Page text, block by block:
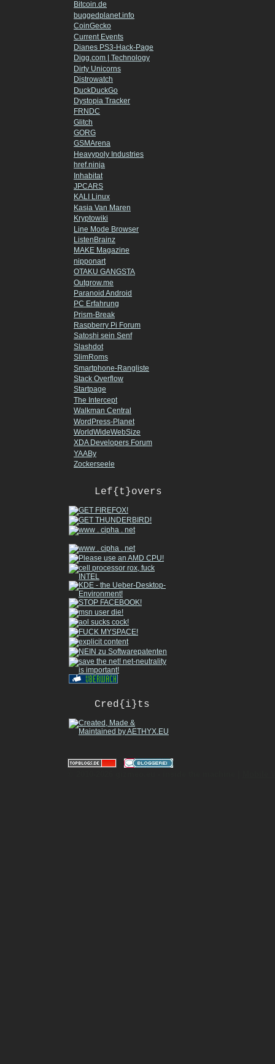
Bitcoin.de
buggedplanet.info
CoinGecko
Current Events
Dianes PS3-Hack-Page
Digg.com | Technology
Dirty Unicorns
Distrowatch
DuckDuckGo
Dystopia Tracker
FRNDC
Glitch
GORG
GSMArena
Heavypoly Industries
href.ninja
Inhabitat
JPCARS
KALI Linux
Kasia Van Maren
Kryptowiki
Line Mode Browser
ListenBrainz
MAKE Magazine
nipponart
OTAKU GANGSTA
Outgrow.me
Paranoid Android
PC Erfahrung
Prism-Break
Raspberry Pi Forum
Satoshi sein Senf
Slashdot
SlimRoms
Smartphone-Rangliste
Stack Overflow
Startpage
The Intercept
Walkman Central
WordPress-Planet
WorldWideWebSize
XDA Developers Forum
YAABy
Zockerseele
Lef{t}overs
Cred{i}ts